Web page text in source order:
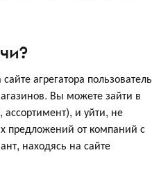
агрегатора пользователь
Вы можете зайти в
ассортимент), и уйти, не
предложений от компаний с
находясь на сайте